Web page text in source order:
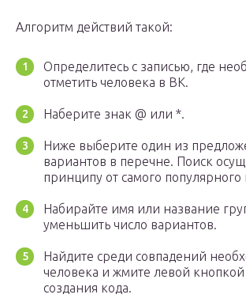
Алгоритм действий такой:
Определитесь с записью, где
отметить человека в ВК.
Наберите знак @ или *.
Ниже выберите один из
вариантов в перечне. Поиск
принципу от самого
Набирайте имя или название
уменьшить число вариантов.
Найдите среди совпадений
человека и жмите левой
создания кода.